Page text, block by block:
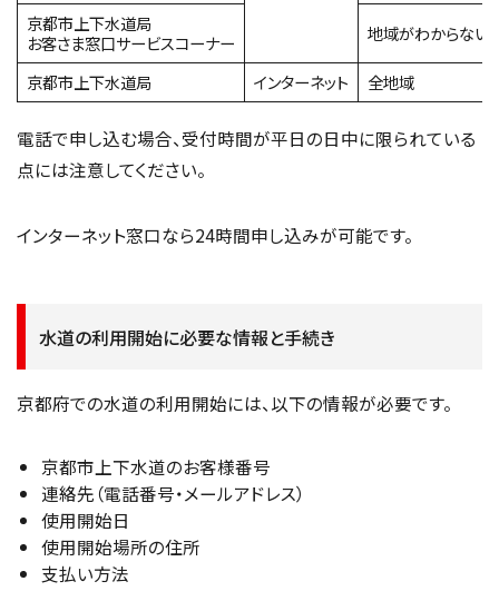
京都市上下水道局
お客さま窓口サービスコーナー
地域がわからない
京都市上下水道局 インターネット 全地域
電話で申し込む場合、受付時間が平日の日中に限られている
点には注意してください。
インターネット窓口なら24時間申し込みが可能です。
水道の利用開始に必要な情報と手続き
京都府での水道の利用開始には、以下の情報が必要です。
京都市上下水道のお客様番号
連絡先（電話番号・メールアドレス）
使用開始日
使用開始場所の住所
支払い方法